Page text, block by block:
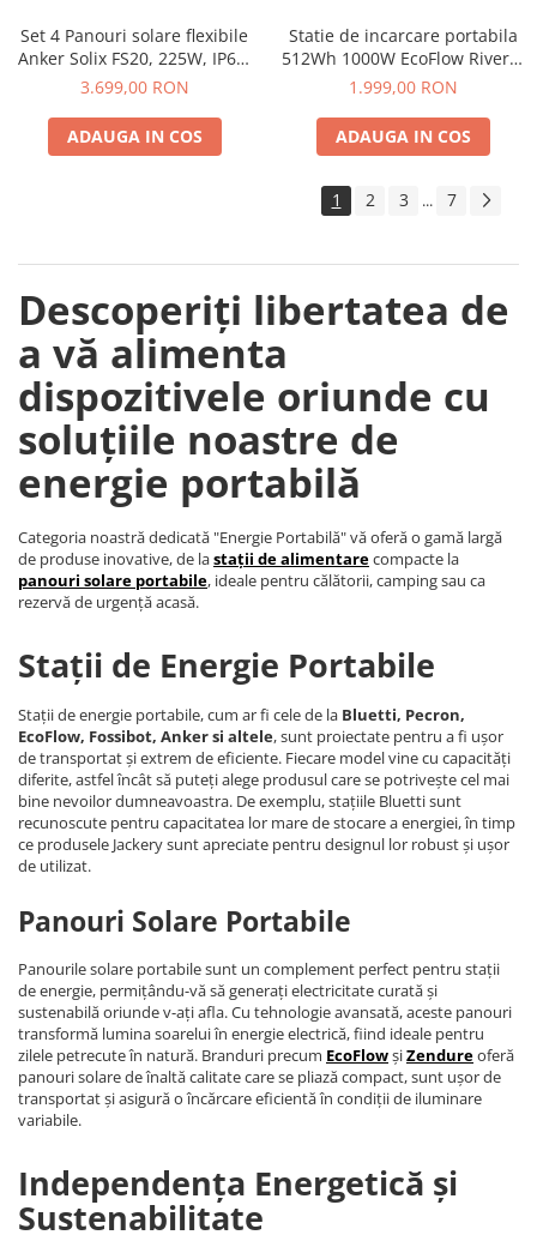
Accesorii instrumente de masura
Camere Termice
Luxmetru
Osciloscoape
Lichidare stoc
Set 4 Panouri solare flexibile
Anker Solix FS20, 225W, IP67,
Tehnologie TOPCon
3.699,00 RON
ADAUGA IN COS
Statie de incarcare portabila
512Wh 1000W EcoFlow River 2
Max
1.999,00 RON
ADAUGA IN COS
1 2 3 ... 7
Descoperiți libertatea de
a vă alimenta
dispozitivele oriunde cu
soluțiile noastre de
energie portabilă
Categoria noastră dedicată "Energie Portabilă" vă oferă o gamă largă
de produse inovative, de lastații de alimentarecompacte la
panouri solare portabile, ideale pentru călătorii, camping sau ca
rezervă de urgență acasă.
Stații de Energie Portabile
Stații de energie portabile, cum ar fi cele de la Bluetti, Pecron,
EcoFlow, Fossibot, Anker si altele, sunt proiectate pentru a fi ușor
de transportat și extrem de eficiente. Fiecare model vine cu capacități
diferite, astfel încât să puteți alege produsul care se potrivește cel mai
bine nevoilor dumneavoastra. De exemplu, stațiile Bluetti sunt
recunoscute pentru capacitatea lor mare de stocare a energiei, în timp
ce produsele Jackery sunt apreciate pentru designul lor robust și ușor
de utilizat.
Panouri Solare Portabile
Panourile solare portabile sunt un complement perfect pentru stații
de energie, permițându-vă să generați electricitate curată și
sustenabilă oriunde v-ați afla. Cu tehnologie avansată, aceste panouri
transformă lumina soarelui în energie electrică, fiind ideale pentru
zilele petrecute în natură. Branduri precum EcoFlowșiZendureoferă
panouri solare de înaltă calitate care se pliază compact, sunt ușor de
transportat și asigură o încărcare eficientă în condiții de iluminare
variabile.
Independența Energetică și
Sustenabilitate